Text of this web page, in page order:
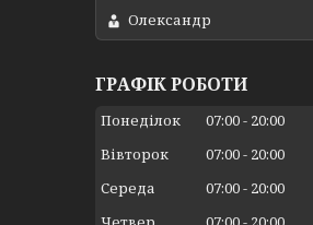
Олександр
ГРАФІК РОБОТИ
Понеділок 07:00
20:00
Вівторок
07:00
20:00
Середа
07:00
20:00